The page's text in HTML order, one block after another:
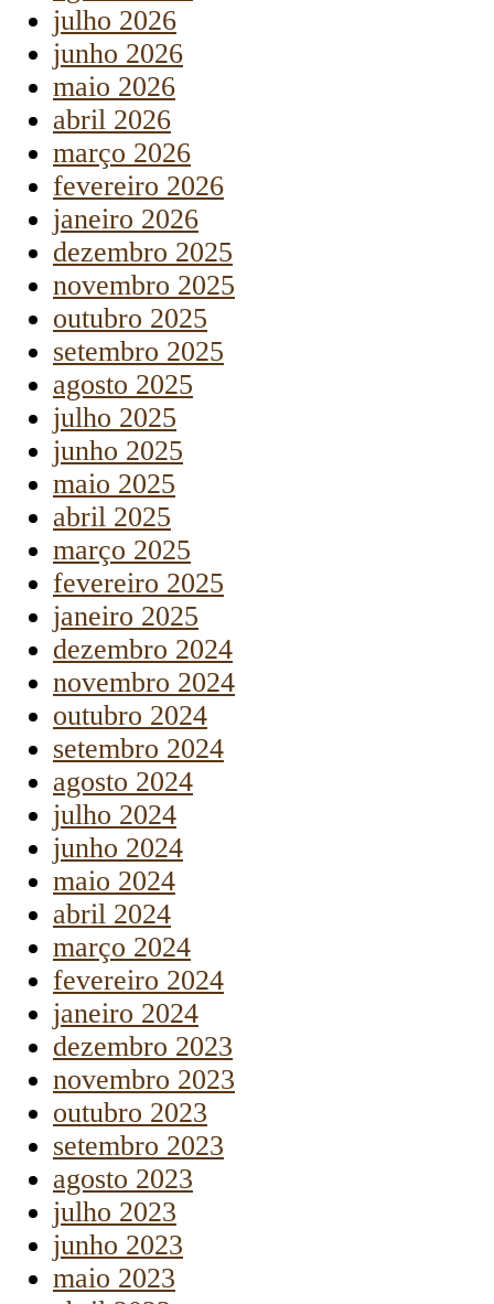
julho 2026
junho 2026
maio 2026
abril 2026
março 2026
fevereiro 2026
janeiro 2026
dezembro 2025
novembro 2025
outubro 2025
setembro 2025
agosto 2025
julho 2025
junho 2025
maio 2025
abril 2025
março 2025
fevereiro 2025
janeiro 2025
dezembro 2024
novembro 2024
outubro 2024
setembro 2024
agosto 2024
julho 2024
junho 2024
maio 2024
abril 2024
março 2024
fevereiro 2024
janeiro 2024
dezembro 2023
novembro 2023
outubro 2023
setembro 2023
agosto 2023
julho 2023
junho 2023
maio 2023